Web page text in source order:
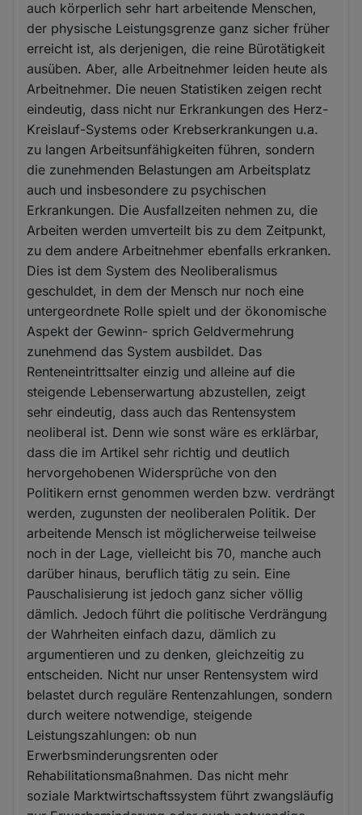
auch körperlich sehr hart arbeitende Menschen,
der physische Leistungsgrenze ganz sicher früher
erreicht ist, als derjenigen, die reine Bürotätigkeit
ausüben. Aber, alle Arbeitnehmer leiden heute als
Arbeitnehmer. Die neuen Statistiken zeigen recht
eindeutig, dass nicht nur Erkrankungen des Herz-
Kreislauf-Systems oder Krebserkrankungen u.a.
zu langen Arbeitsunfähigkeiten führen, sondern
die zunehmenden Belastungen am Arbeitsplatz
auch und insbesondere zu psychischen
Erkrankungen. Die Ausfallzeiten nehmen zu, die
Arbeiten werden umverteilt bis zu dem Zeitpunkt,
zu dem andere Arbeitnehmer ebenfalls erkranken.
Dies ist dem System des Neoliberalismus
geschuldet, in dem der Mensch nur noch eine
untergeordnete Rolle spielt und der ökonomische
Aspekt der Gewinn- sprich Geldvermehrung
zunehmend das System ausbildet. Das
Renteneintrittsalter einzig und alleine auf die
steigende Lebenserwartung abzustellen, zeigt
sehr eindeutig, dass auch das Rentensystem
neoliberal ist. Denn wie sonst wäre es erklärbar,
dass die im Artikel sehr richtig und deutlich
hervorgehobenen Widersprüche von den
Politikern ernst genommen werden bzw. verdrängt
werden, zugunsten der neoliberalen Politik. Der
arbeitende Mensch ist möglicherweise teilweise
noch in der Lage, vielleicht bis 70, manche auch
darüber hinaus, beruflich tätig zu sein. Eine
Pauschalisierung ist jedoch ganz sicher völlig
dämlich. Jedoch führt die politische Verdrängung
der Wahrheiten einfach dazu, dämlich zu
argumentieren und zu denken, gleichzeitig zu
entscheiden. Nicht nur unser Rentensystem wird
belastet durch reguläre Rentenzahlungen, sondern
durch weitere notwendige, steigende
Leistungszahlungen: ob nun
Erwerbsminderungsrenten oder
Rehabilitationsmaßnahmen. Das nicht mehr
soziale Marktwirtschaftssystem führt zwangsläufig